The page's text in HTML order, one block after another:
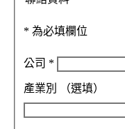
* 為必填欄位
公司 *
產業別 （選填）